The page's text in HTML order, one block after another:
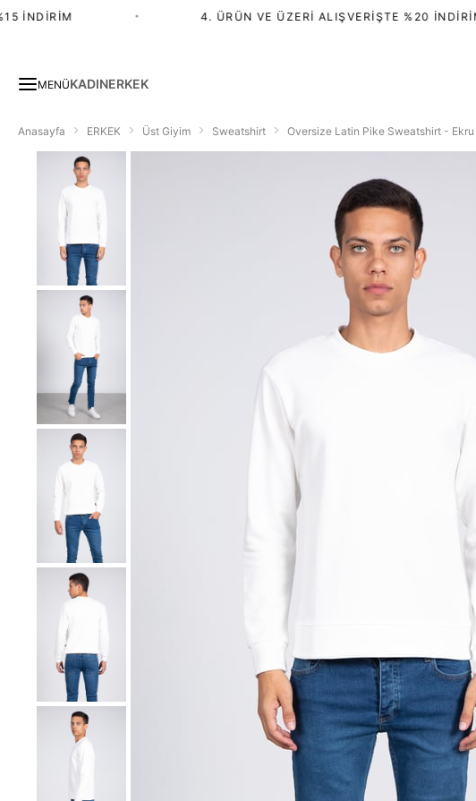
İNDIRIM 4. ÜRÜN VE ÜZERI ALIŞVERIŞTE %20 İNDIRIM
MENÜKADINERKEK
Anasayfa ERKEK Üst Giyim Sweatshirt Oversize Latin Pike Sweatshirt - Ekru